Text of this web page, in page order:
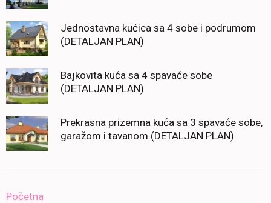
Jednostavna kućica sa 4 sobe i podrumom
(DETALJAN PLAN)
Bajkovita kuća sa 4 spavaće sobe
(DETALJAN PLAN)
Prekrasna prizemna kuća sa 3 spavaće sobe,
garažom i tavanom (DETALJAN PLAN)
Početna